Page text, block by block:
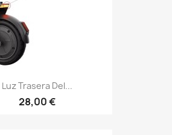
Luz Trasera Del...
28,00 €